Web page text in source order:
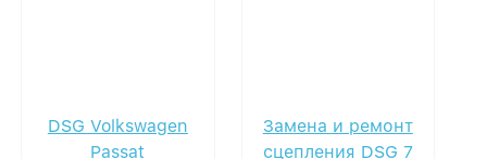
DSG Volkswagen
Passat
Замена и ремонт
сцепления DSG 7